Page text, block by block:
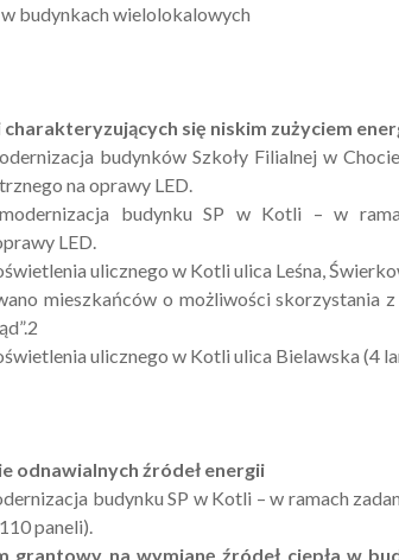
budynkach wielolokalowych
się niskim zużyciem
budynków Szkoły Filialnej w
na oprawy LED.
budynku SP w Kotli – w
LED.
ulicznego w Kotli ulica Leśna,
mieszkańców o możliwości skorzystania
ulicznego w Kotli ulica Bielawska (4
odnawialnych źródeł energii
budynku SP w Kotli – w ramach
paneli).
grantowy na wymianę źródeł ciepła w